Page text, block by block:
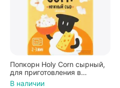
Попкорн Holy Corn сырный,
для приготовления в
микроволновой печи, 70 г
В наличии